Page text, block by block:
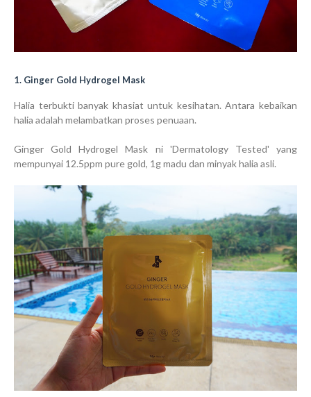
1. Ginger Gold Hydrogel Mask
Halia terbukti banyak khasiat untuk kesihatan. Antara kebaikan
halia adalah melambatkan proses penuaan.
Ginger Gold Hydrogel Mask ni 'Dermatology Tested' yang
mempunyai 12.5ppm pure gold, 1g madu dan minyak halia asli.